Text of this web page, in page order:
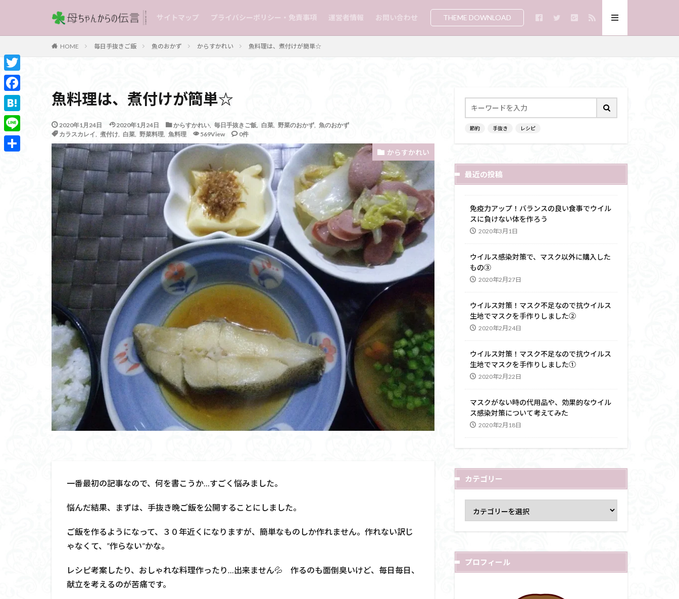
サイトマップ プライバシーポリシー・免責事項 運営者情報 お問い合わせ THEME DOWNLOAD
HOME 毎日手抜きご飯 魚のおかず からすかれい 魚料理は、煮付けが簡単☆
魚料理は、煮付けが簡単☆
2020年1月24日 2020年1月24日 からすかれい, 毎日手抜きご飯 白菜, 野菜のおかず, 魚のおかず
カラスカレイ
煮付け, 白菜, 野菜料理 魚料理 569View 0件
からすかれい
一番最初の記事なので、何を書こうか…すごく悩みました。
悩んだ結果、まずは、手抜き晩ご飯を公開することにしました。
ご飯を作るようになって、３０年近くになりますが、簡単なものしか作れません。作れない訳じ
ゃなくて、”作らない”かな。
レシピ考案したり、おしゃれな料理作ったり…出来ません💦 作るのも面倒臭いけど、毎日毎日、
献立を考えるのが苦痛です。
節約 手抜き レシピ
最近の投稿
免疫力アップ！バランスの良い食事でウイル
スに負けない体を作ろう
2020年3月1日
ウイルス感染対策で、マスク以外に購入した
もの③
2020年2月27日
ウイルス対策！マスク不足なので抗ウイルス
生地でマスクを手作りしました②
2020年2月24日
ウイルス対策！マスク不足なので抗ウイルス
生地でマスクを手作りしました①
2020年2月22日
マスクがない時の代用品や、効果的なウイル
ス感染対策について考えてみた
2020年2月18日
カテゴリー
プロフィール
T
w
i
t
F
a
c
e
H
a
t
L